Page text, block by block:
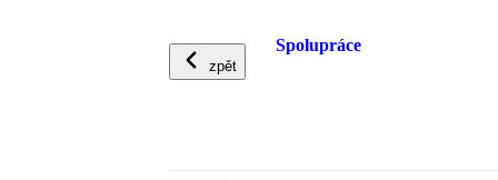
zpět
Spolupráce